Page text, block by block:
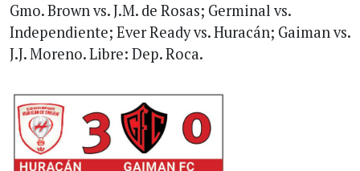
Gmo. Brown vs. J.M. de Rosas; Germinal vs.
Independiente; Ever Ready vs. Huracán; Gaiman vs.
J.J. Moreno. Libre: Dep. Roca.